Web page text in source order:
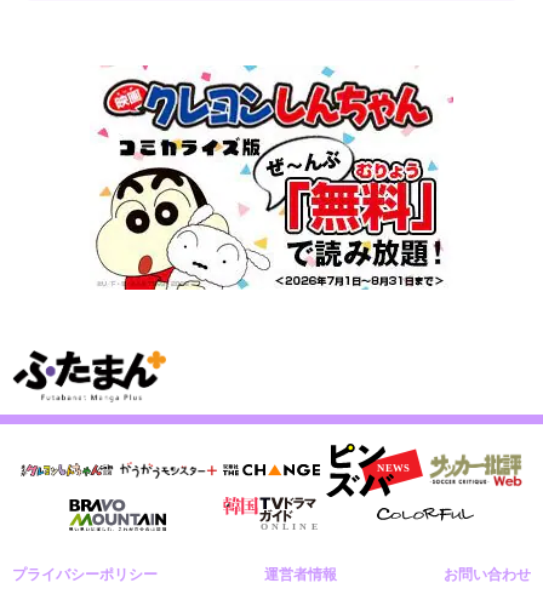
プライバシーポリシー 運営者情報 お問い合わせ